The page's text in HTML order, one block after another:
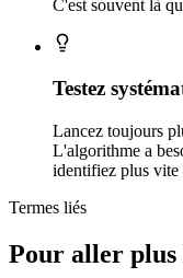
C'est souvent là
Testez
Lancez toujours
L'algorithme a
identifiez plus vite
Termes liés
Pour aller plus